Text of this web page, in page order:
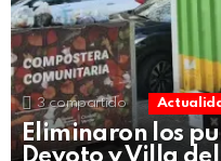
3 compartido
Eliminaron los